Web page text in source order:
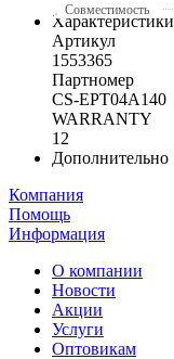
Совместимость
Характеристики
Артикул
1553365
Партномер
CS-EPT04A140
WARRANTY
12
Дополнительно
Компания
Помощь
Информация
О компании
Новости
Акции
Услуги
Оптовикам